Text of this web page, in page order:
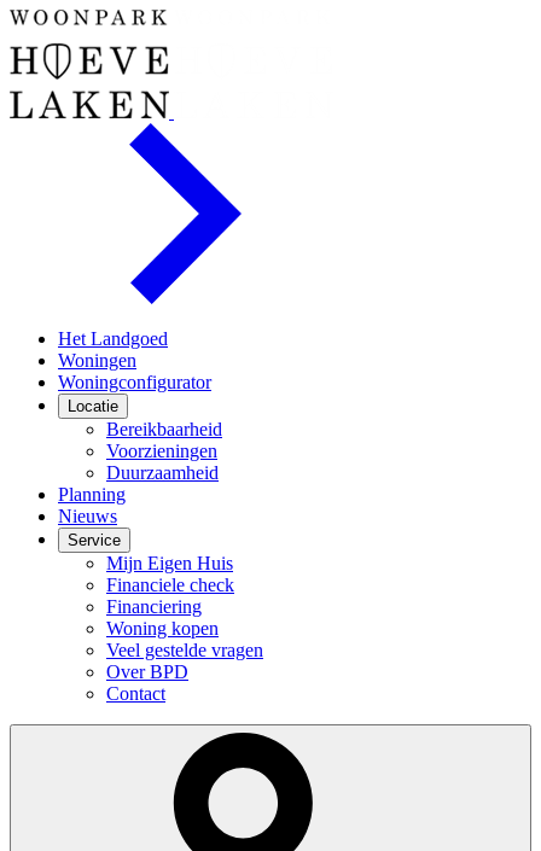
Het Landgoed
Woningen
Woningconfigurator
Locatie
Bereikbaarheid
Voorzieningen
Duurzaamheid
Planning
Nieuws
Service
Mijn Eigen Huis
Financiele check
Financiering
Woning kopen
Veel gestelde vragen
Over BPD
Contact